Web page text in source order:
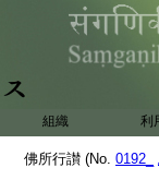
組織 利
佛所行讃 (No. 0192_
時彼鳩 19 尸城
20
睡忽覺
男女 21 身裸臥
尋路而
普
如來夜經行 聞唱
即命汝善來 24